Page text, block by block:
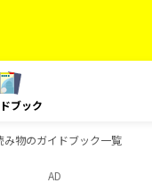
ブック
み物のガイドブック一覧
AD